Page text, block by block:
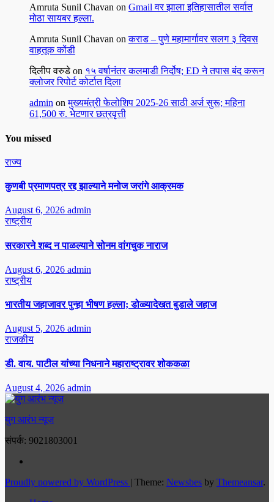
Amruta Sunil Chavan on Gmail वर झाला इतिहासातील सर्वात
मोठा सायबर हल्ला.
Amruta Sunil Chavan onकराड – पुणे महामार्गावर सलग ३ दिवस
वाहतूक कोंडी
दिलीप वरुडे on १५ वर्षानंतर कलमाडी निर्दोष; ED ने तपास बंद करून
क्लोजर रिपोर्ट कोर्टात दिला
admin onमुख्यमंत्री फेलोशिप 2025-26 साठी अर्ज सुरू; महिना
61,500 रु. भेटणार छत्रवृत्ती
You missed
राज्य
कुणबी प्रमाणपत्र रद्द झाल्याने मनोज जरांगे आक्रमक
August 6, 2026 admin
राष्ट्रीय
सरकारने शब्द न पाळल्याने सोनम वांगचुक नाराज
August 6, 2026 admin
राष्ट्रीय
भारतीय जहाजावर पुन्हा भीषण हल्ला; डोळ्यादेखत बुडाले जहाज
August 5, 2026 admin
राजकीय
डी. वाय. पाटील यांच्या निधनाने महाराष्ट्रावर शोककळा
August 4, 2026 admin
युग आरंभ न्यूज
संपर्क: 9021803001
Proudly powered by WordPress | Theme: Newsbes by Themeansar.